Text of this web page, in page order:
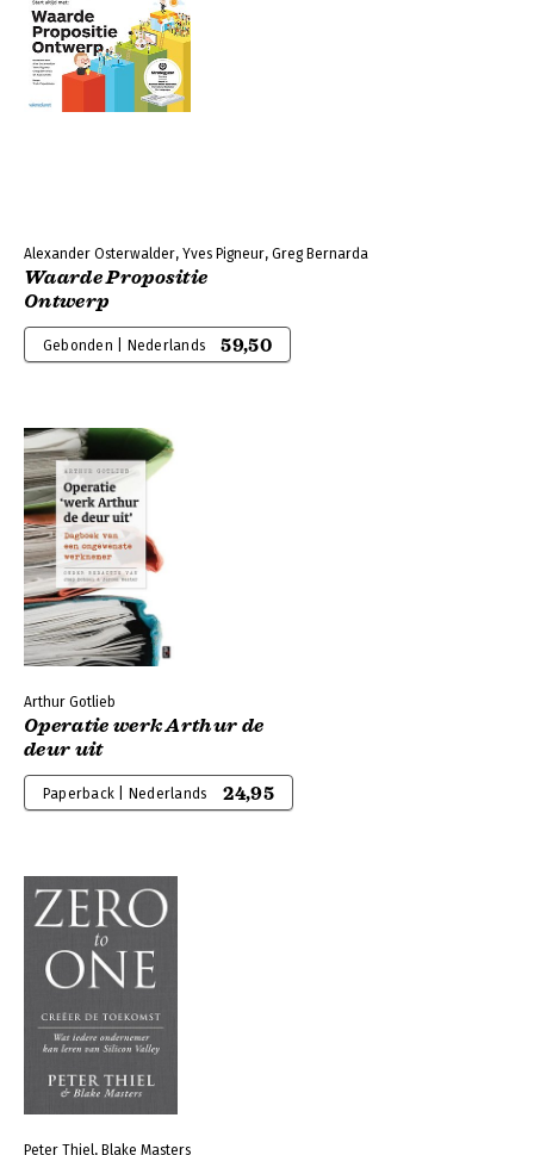
Alexander Osterwalder, Yves Pigneur, Greg Bernarda
Waarde Propositie
Ontwerp
Gebonden | Nederlands 59,50
Arthur Gotlieb
Operatie werk Arthur de
deur uit
Paperback | Nederlands 24,95
Peter Thiel, Blake Masters